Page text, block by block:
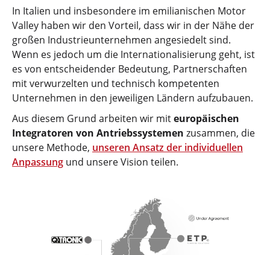
In Italien und insbesondere im emilianischen Motor
Valley haben wir den Vorteil, dass wir in der Nähe der
großen Industrieunternehmen angesiedelt sind.
Wenn es jedoch um die Internationalisierung geht, ist
es von entscheidender Bedeutung, Partnerschaften
mit verwurzelten und technisch kompetenten
Unternehmen in den jeweiligen Ländern aufzubauen.
Aus diesem Grund arbeiten wir miteuropäischen
Integratoren von Antriebssystemen zusammen, die
unsere Methode, unseren Ansatz der individuellen
Anpassung und unsere Vision teilen.